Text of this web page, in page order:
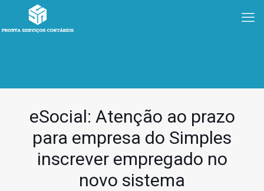
eSocial: Atenção ao prazo
para empresa do Simples
inscrever empregado no
novo sistema